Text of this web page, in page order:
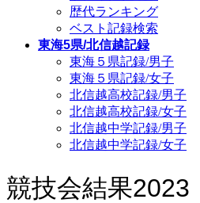
歴代ランキング
ベスト記録検索
東海5県/北信越記録
東海５県記録/男子
東海５県記録/女子
北信越高校記録/男子
北信越高校記録/女子
北信越中学記録/男子
北信越中学記録/女子
競技会結果2023